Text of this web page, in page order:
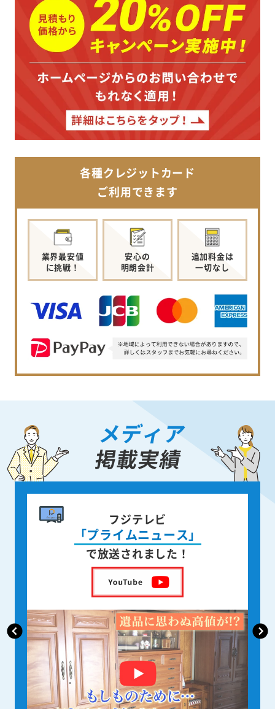
各種クレジットカード
ご利用できます
業界最安値
に挑戦！
安心の
明朗会計
追加料金は
一切なし
メディア
掲載実績
書籍出版
身近な人が
亡くなった後の遺品整理
を出版しました！